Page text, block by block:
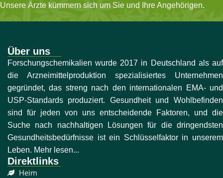
Unsere Ärzte kümmern sich um Sie und Ihre Angehörigen.
Über uns
Forschungschemikalien wurde 2017 in Deutschland als auf
die Arzneimittelproduktion spezialisiertes Unternehmen
gegründet, das streng nach den internationalen EMA- und
USP-Standards produziert. Gesundheit und Wohlbefinden
sind für jeden von uns entscheidende Faktoren, und die
Suche nach nachhaltigen Lösungen für die dringendsten
Gesundheitsbedürfnisse ist ein Schlüsselfaktor in unserem
Leben. Mehr lesen...
Direktlinks
Heim